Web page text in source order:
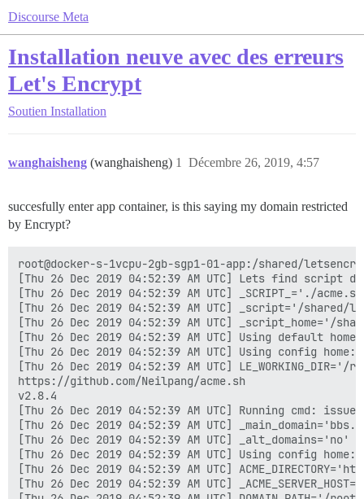
Discourse Meta
Installation neuve avec des erreurs
Let's Encrypt
Soutien Installation
wanghaisheng (wanghaisheng) Décembre 26, 2019, 4:57
1
succesfully enter app container, is this saying my domain restricted
by Encrypt?
root@docker-s-1vcpu-2gb-sgp1-01-app:/shared/letsencrypt# ./acme.sh --issue -d bbs.antivte.com -k 4096 -w /var/www/discourse/public --debug 2
[Thu 26 Dec 2019 04:52:39 AM UTC] Lets find script dir.
[Thu 26 Dec 2019 04:52:39 AM UTC] _SCRIPT_='./acme.sh'
[Thu 26 Dec 2019 04:52:39 AM UTC] _script='/shared/letsencrypt/acme.sh'
[Thu 26 Dec 2019 04:52:39 AM UTC] _script_home='/shared/letsencrypt'
[Thu 26 Dec 2019 04:52:39 AM UTC] Using default home:/root/.acme.sh
[Thu 26 Dec 2019 04:52:39 AM UTC] Using config home:/root/.acme.sh
[Thu 26 Dec 2019 04:52:39 AM UTC] LE_WORKING_DIR='/root/.acme.sh'
https://github.com/Neilpang/acme.sh
v2.8.4
[Thu 26 Dec 2019 04:52:39 AM UTC] Running cmd: issue
[Thu 26 Dec 2019 04:52:39 AM UTC] _main_domain='bbs.antivte.com'
[Thu 26 Dec 2019 04:52:39 AM UTC] _alt_domains='no'
[Thu 26 Dec 2019 04:52:39 AM UTC] Using config home:/root/.acme.sh
[Thu 26 Dec 2019 04:52:39 AM UTC] ACME_DIRECTORY='https://acme-v02.api.letsencrypt.org/directory'
[Thu 26 Dec 2019 04:52:39 AM UTC] _ACME_SERVER_HOST='acme-v02.api.letsencrypt.org'
[Thu 26 Dec 2019 04:52:39 AM UTC] DOMAIN_PATH='/root/.acme.sh/bbs.antivte.com'
[Thu 26 Dec 2019 04:52:39 AM UTC] '/var/www/discourse/public' does not contain 'dns'
[Thu 26 Dec 2019 04:52:39 AM UTC] Using ACME_DIRECTORY: https://acme-v02.api.letsencrypt.org/directory
[Thu 26 Dec 2019 04:52:39 AM UTC] _init api for server: https://acme-v02.api.letsencrypt.org/directory
[Thu 26 Dec 2019 04:52:39 AM UTC] GET
[Thu 26 Dec 2019 04:52:39 AM UTC] url='https://acme-v02.api.letsencrypt.org/directory'
[Thu 26 Dec 2019 04:52:39 AM UTC] timeout=
[Thu 26 Dec 2019 04:52:39 AM UTC] _CURL='curl -L --silent --dump-header /root/.acme.sh/http.header  --trace-ascii /tmp/tmp.LOXvOHFIhy  -g '
[Thu 26 Dec 2019 04:52:40 AM UTC] ret='0'
[Thu 26 Dec 2019 04:52:40 AM UTC] response='{
  "FniD_4JroWM": "https://community.letsencrypt.org/t/adding-random-entries-to-the-directory/33417",
  "keyChange": "https://acme-v02.api.letsencrypt.org/acme/key-change",
  "meta": {
    "caaIdentities": [
      "letsencrypt.org"
    ],
    "termsOfService": "https://letsencrypt.org/documents/LE-SA-v1.2-November-15-2017.pdf",
    "website": "https://letsencrypt.org"
  },
  "newAccount": "https://acme-v02.api.letsencrypt.org/acme/new-acct",
  "newNonce": "https://acme-v02.api.letsencrypt.org/acme/new-nonce",
  "newOrder": "https://acme-v02.api.letsencrypt.org/acme/new-order",
  "revokeCert": "https://acme-v02.api.letsencrypt.org/acme/revoke-cert"
}'
[Thu 26 Dec 2019 04:52:40 AM UTC] ACME_KEY_CHANGE='https://acme-v02.api.letsencrypt.org/acme/key-change'
[Thu 26 Dec 2019 04:52:40 AM UTC] ACME_NEW_AUTHZ
[Thu 26 Dec 2019 04:52:40 AM UTC] ACME_NEW_ORDER='https://acme-v02.api.letsencrypt.org/acme/new-order'
[Thu 26 Dec 2019 04:52:40 AM UTC] ACME_NEW_ACCOUNT='https://acme-v02.api.letsencrypt.org/acme/new-acct'
[Thu 26 Dec 2019 04:52:40 AM UTC] ACME_REVOKE_CERT='https://acme-v02.api.letsencrypt.org/acme/revoke-cert'
[Thu 26 Dec 2019 04:52:40 AM UTC] ACME_AGREEMENT='https://letsencrypt.org/documents/LE-SA-v1.2-November-15-2017.pdf'
[Thu 26 Dec 2019 04:52:40 AM UTC] ACME_NEW_NONCE='https://acme-v02.api.letsencrypt.org/acme/new-nonce'
[Thu 26 Dec 2019 04:52:40 AM UTC] ACME_VERSION='2'
[Thu 26 Dec 2019 04:52:40 AM UTC] _on_before_issue
[Thu 26 Dec 2019 04:52:40 AM UTC] _chk_main_domain='bbs.antivte.com'
[Thu 26 Dec 2019 04:52:40 AM UTC] _chk_alt_domains
[Thu 26 Dec 2019 04:52:40 AM UTC] '/var/www/discourse/public' does not contain 'no'
[Thu 26 Dec 2019 04:52:41 AM UTC] Le_LocalAddress
[Thu 26 Dec 2019 04:52:41 AM UTC] d='bbs.antivte.com'
[Thu 26 Dec 2019 04:52:41 AM UTC] Check for domain='bbs.antivte.com'
[Thu 26 Dec 2019 04:52:41 AM UTC] _currentRoot='/var/www/discourse/public'
[Thu 26 Dec 2019 04:52:41 AM UTC] d
[Thu 26 Dec 2019 04:52:41 AM UTC] '/var/www/discourse/